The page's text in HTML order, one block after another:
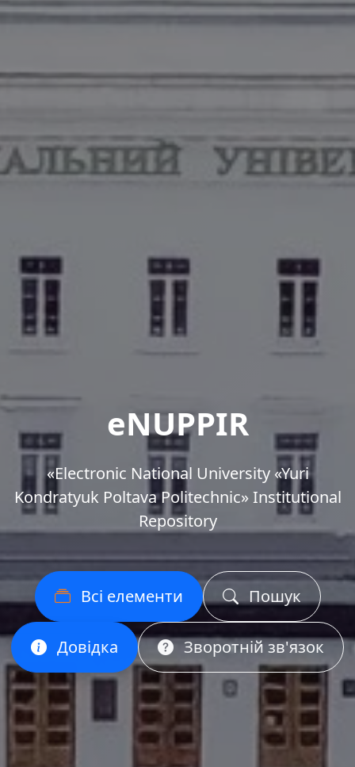
eNUPPIR
«Еlectronic National University «Yuri
Kondratyuk Poltava Politechnic» Institutional
Repository
Всі елементи Пошук
Довідка Зворотній зв'язок